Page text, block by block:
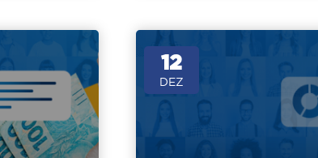
12
DEZ